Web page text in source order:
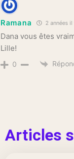
Ramana 2 années il
Dana vous êtes
Lille!
0
Articles